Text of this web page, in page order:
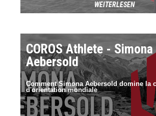
WEITERLESEN
COROS Athlete - Simona
Aebersold
Comment Simona Aebersold domine la
d'orientation mondiale